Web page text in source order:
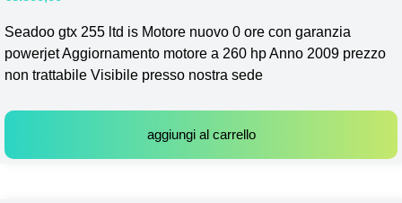
Seadoo gtx 255 ltd is Motore nuovo 0 ore con garanzia
powerjet Aggiornamento motore a 260 hp Anno 2009 prezzo
non trattabile Visibile presso nostra sede
aggiungi al carrello